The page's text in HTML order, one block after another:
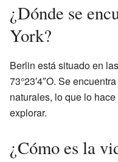
¿Dónde se
York?
Berlin está situado en
73°23′4″O. Se
naturales, lo que lo
explorar.
¿Cómo es la